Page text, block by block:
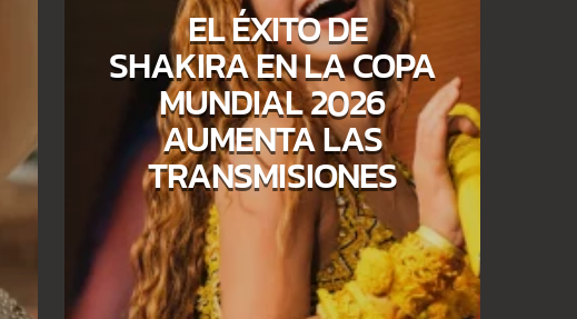
EL ÉXITO DE
SHAKIRA EN LA COPA
MUNDIAL 2026
AUMENTA LAS
TRANSMISIONES